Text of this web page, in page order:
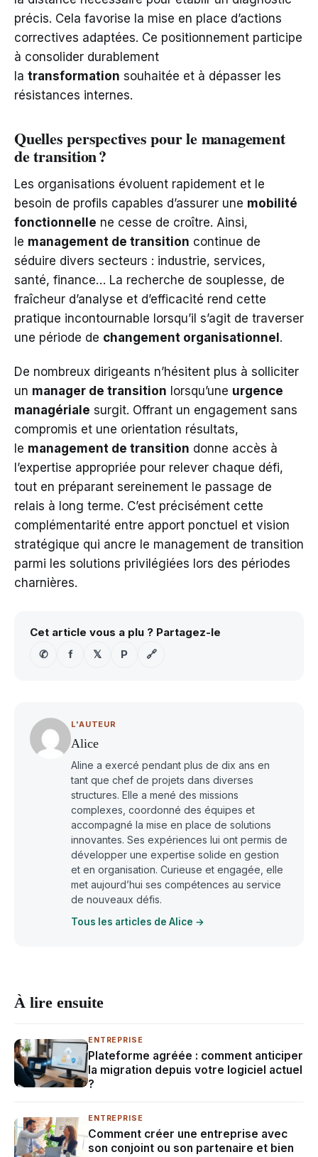
précis. Cela favorise la mise en place d’actions
correctives adaptées. Ce positionnement participe
à consolider durablement
la transformation souhaitée et à dépasser les
résistances internes.
Quelles perspectives pour le management
de transition ?
Les organisations évoluent rapidement et le
besoin de profils capables d’assurer une mobilité
fonctionnelle ne cesse de croître. Ainsi,
le management de transition continue de
séduire divers secteurs : industrie, services,
santé, finance… La recherche de souplesse, de
fraîcheur d’analyse et d’efficacité rend cette
pratique incontournable lorsqu’il s’agit de traverser
une période de changement organisationnel .
De nombreux dirigeants n’hésitent plus à solliciter
un manager de transition lorsqu’une urgence
managériale surgit. Offrant un engagement sans
compromis et une orientation résultats,
le management de transition donne accès à
l’expertise appropriée pour relever chaque défi,
tout en préparant sereinement le passage de
relais à long terme. C’est précisément cette
complémentarité entre apport ponctuel et vision
stratégique qui ancre le management de transition
parmi les solutions privilégiées lors des périodes
charnières.
Cet article vous a plu ? Partagez-le
✆
f 𝕏 P 🔗
L'AUTEUR
Alice
Aline a exercé pendant plus de dix ans en
tant que chef de projets dans diverses
structures. Elle a mené des missions
complexes, coordonné des équipes et
accompagné la mise en place de solutions
innovantes. Ses expériences lui ont permis de
développer une expertise solide en gestion
et en organisation. Curieuse et engagée, elle
met aujourd’hui ses compétences au service
de nouveaux défis.
Tous les articles de Alice →
À lire ensuite
ENTREPRISE
Plateforme agréée : comment anticiper
la migration depuis votre logiciel actuel
?
ENTREPRISE
Comment créer une entreprise avec
son conjoint ou son partenaire et bien